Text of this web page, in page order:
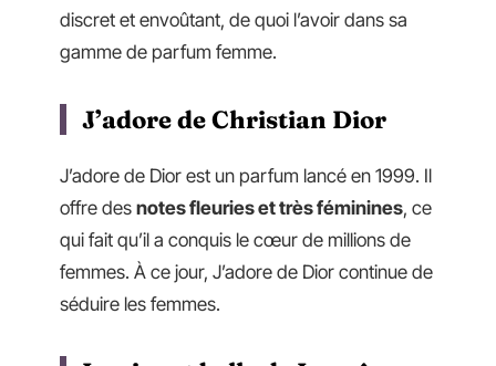
discret et envoûtant, de quoi l’avoir dans sa
gamme de parfum femme.
J’adore de Christian Dior
J’adore de Dior est un parfum lancé en 1999. Il
offre des notes fleuries et très féminines, ce
qui fait qu’il a conquis le cœur de millions de
femmes. À ce jour, J’adore de Dior continue de
séduire les femmes.